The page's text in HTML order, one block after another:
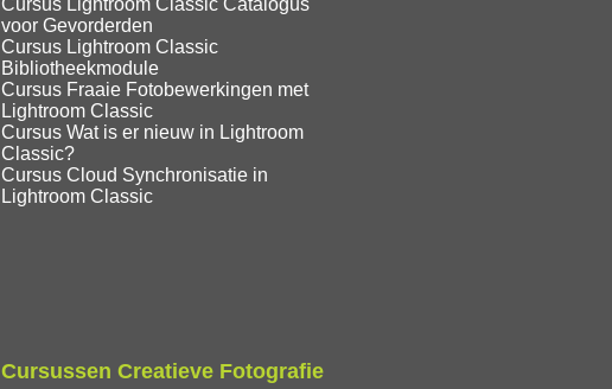
Cursus Lightroom Classic Catalogus
voor Gevorderden
Cursus Lightroom Classic
Bibliotheekmodule
Cursus Fraaie Fotobewerkingen met
Lightroom Classic
Cursus Wat is er nieuw in Lightroom
Classic?
Cursus Cloud Synchronisatie in
Lightroom Classic
Cursussen Creatieve Fotografie